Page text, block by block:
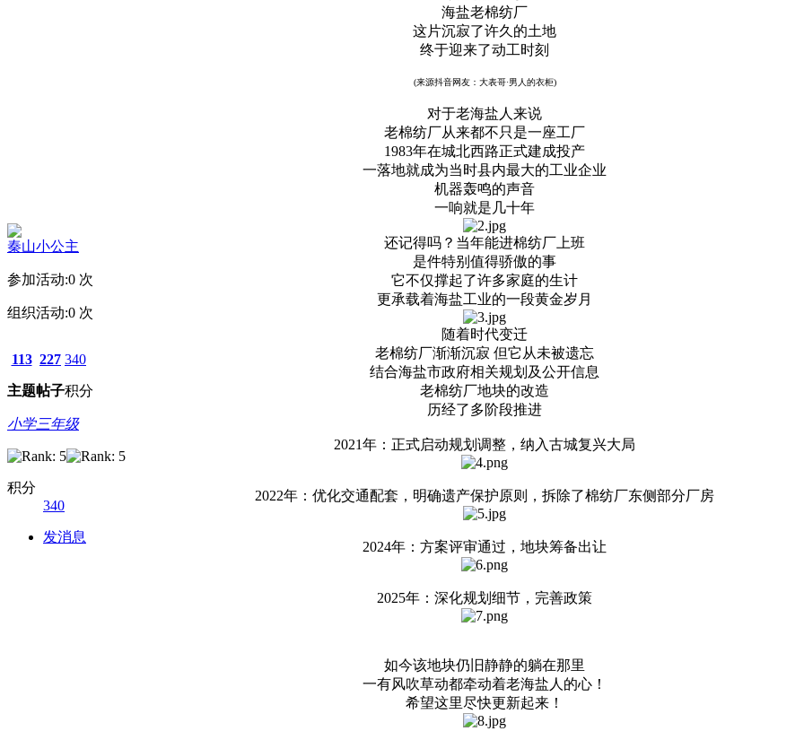
秦山小公主
参加活动:0 次
组织活动:0 次
113
主题
227
帖子
340
积分
小学三年级
积分
340
发消息
海盐老棉纺厂
这片沉寂了许久的土地
终于迎来了动工时刻
(来源抖音网友：大表哥·男人的衣柜)
对于老海盐人来说
老棉纺厂从来都不只是一座工厂
1983年在城北西路正式建成投产
一落地就成为当时县内最大的工业企业
机器轰鸣的声音
一响就是几十年
还记得吗？当年能进棉纺厂上班
是件特别值得骄傲的事
它不仅撑起了许多家庭的生计
更承载着海盐工业的一段黄金岁月
随着时代变迁
老棉纺厂渐渐沉寂 但它从未被遗忘
结合海盐市政府相关规划及公开信息
老棉纺厂地块的改造
历经了多阶段推进
2021年：正式启动规划调整，纳入古城复兴大局
2022年：优化交通配套，明确遗产保护原则，拆除了棉纺厂东侧部分厂房
2024年：方案评审通过，地块筹备出让
2025年：深化规划细节，完善政策
如今该地块仍旧静静的躺在那里
一有风吹草动都牵动着老海盐人的心！
希望这里尽快更新起来！